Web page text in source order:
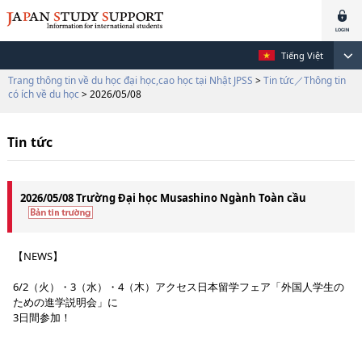
Tiếng Việt
Trang thông tin về du học đại học,cao học tại Nhật JPSS > Tin tức／Thông tin
có ích về du học > 2026/05/08
Tin tức
2026/05/08 Trường Đại học Musashino Ngành Toàn cầu
【NEWS】
6/2（火）・3（水）・4（木）アクセス日本留学フェア「外国人学生の
ための進学説明会」に
3日間参加！